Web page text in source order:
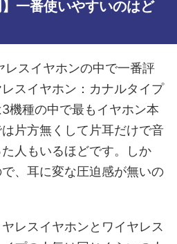
】一番使いやすいのはど
レスイヤホンの中で一番評
スイヤホン：カナルタイプ
機種の中で最もイヤホン本
片方無くして片耳だけで音
人もいるほどです。しか
、耳に変な圧迫感が無いの
レスイヤホンとワイヤレス